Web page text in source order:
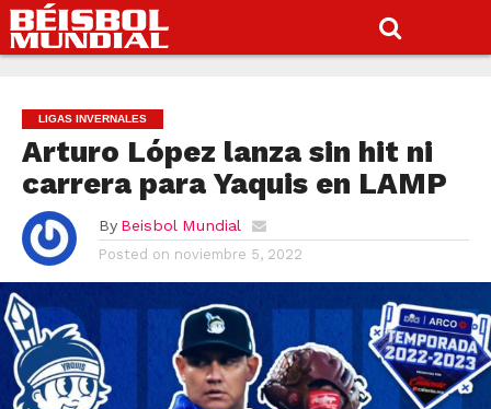
LIGAS INVERNALES
Arturo López lanza sin hit ni
carrera para Yaquis en LAMP
By Beisbol Mundial
Posted on noviembre 5, 2022